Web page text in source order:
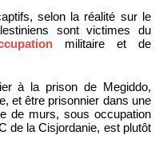
selon la réalité sur le
sont victimes du
militaire et de
à la prison de Megiddo,
et être prisonnier dans une
de murs, sous occupation
de la Cisjordanie, est plutôt